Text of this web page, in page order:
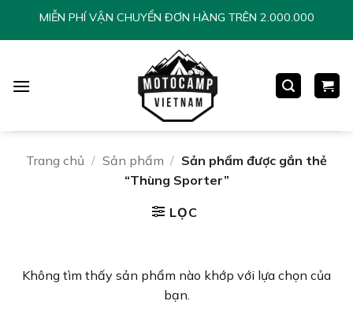
ChuyểnMIỄN PHÍ VẬN CHUYỂN ĐƠN HÀNG TRÊN 2.000.000
Trang chủ / Sản phẩm / Sản phẩm được gắn thẻ
“Thùng Sporter”
LỌC
Không tìm thấy sản phẩm nào khớp với lựa chọn của
bạn.